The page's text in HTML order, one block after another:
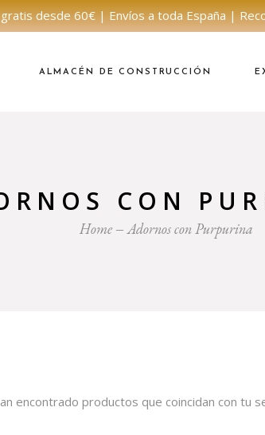
gratis desde 60€ | Envíos a toda España |
ALMACÉN DE CONSTRUCCIÓN
CON
Home Adornos con Purpurina
encontrado productos que coincidan con tu